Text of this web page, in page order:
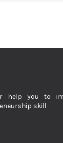
help you to
skill